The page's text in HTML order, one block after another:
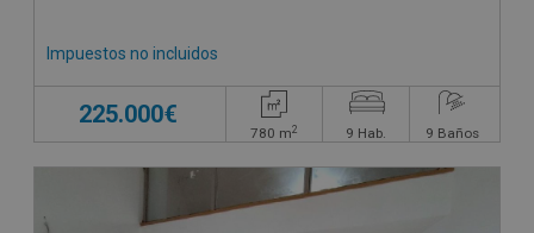
Impuestos no incluidos
225.000€
780 m2 9 Hab. 9 Baños
CONDICIONES ESPECIALES